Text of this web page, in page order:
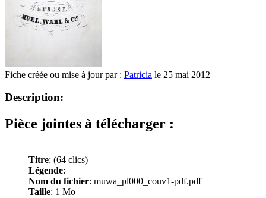
Fiche créée ou mise à jour par : Patricia le 25 mai 2012
Description:
Pièce jointes à télécharger :
Titre: (64 clics)
Légende:
Nom du fichier: muwa_pl000_couv1-pdf.pdf
Taille: 1 Mo